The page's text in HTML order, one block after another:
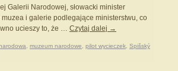
Galerii Narodowej, słowacki minister
i galerie podlegające ministerstwu, co
ucieszy to, że … Czytaj dalej →
muzeum narodowe pilot wycieczek Spišský